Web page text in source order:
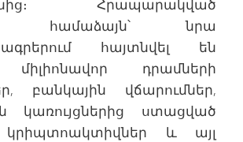
Հրապարակված
համաձայն՝ նրա
հայտնվել են
դրամների
բանկային վճարումներ,
կառույցներից ստացված
կրիպտոակտիվներ և այլ